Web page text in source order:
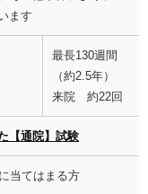
ます
最長130週間
（約2.5年）
来院 約22回
【通院】試験
当てはまる方